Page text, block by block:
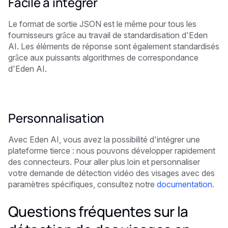
Le format de sortie JSON est le même pour tous les
fournisseurs grâce au travail de standardisation d'Eden
AI. Les éléments de réponse sont également standardisés
grâce aux puissants algorithmes de correspondance
d'Eden AI.
Personnalisation
Avec Eden AI, vous avez la possibilité d'intégrer une
plateforme tierce : nous pouvons développer rapidement
des connecteurs. Pour aller plus loin et personnaliser
votre demande de détection vidéo des visages avec des
paramètres spécifiques, consultez notre documentation.
Questions fréquentes sur la